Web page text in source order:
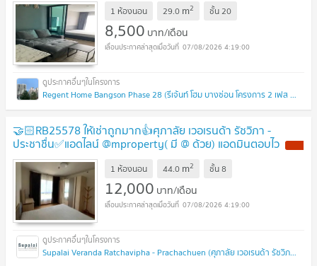
1 ห้องนอน 29.0 m2 ชั้น20
8,500 บาท/เดือน
07/08/2026 4:19:00
Regent Home Bangson Phase 28 (รีเจ้นท์ โฮม บางซ่อน โครงการ 2 เฟส 28)
🤝🏻RB25578 ให้เช่าถูกมาก👍ศุภาลัย เวอเรนด้า รัชวิภา -
ประชาชื่น✅แอดไลน์ @mproperty( มี @ ด้วย) แอดมินตอบไว
1 ห้องนอน 44.0 m2 ชั้น8
12,000 บาท/เดือน
07/08/2026 4:19:00
Supalai Veranda Ratchavipha - Prachachuen (ศุภาลัย เวอเรนด้า รัชวิภา - ประชาชื่น)